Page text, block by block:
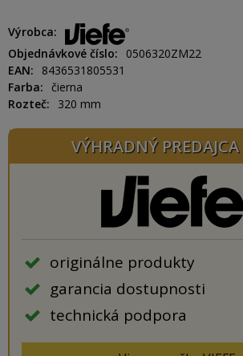
Výrobca
Objednávkové číslo
0506320ZM22
EAN
8436531805531
Farba
čierna
Rozteč
320 mm
VÝHRADNÝ PREDAJCA
originálne produkty
garancia dostupnosti
technická podpora